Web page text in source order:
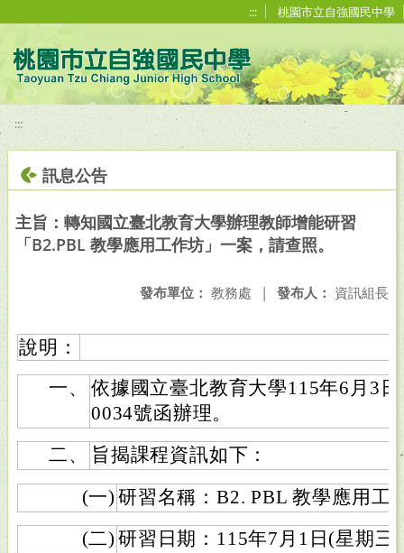
::: 桃園市立自強國民中學
:::
訊息公告
主旨：轉知國立臺北教育大學辦理教師增能研習
「B2.PBL 教學應用工作坊」一案，請查照。
發布人： 資訊組長
發布單位： 教務處 |
說明：
一、
依據國立臺北教育大學115年6月3
0034號函辦理。
二、
旨揭課程資訊如下：
(一) 研習名稱：B2. PBL 教學應用工
(二) 研習日期：115年7月1日(星期三